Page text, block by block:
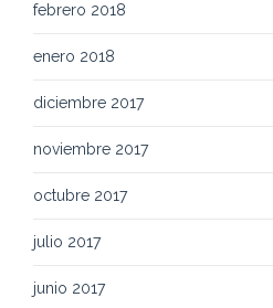
febrero 2018
enero 2018
diciembre 2017
noviembre 2017
octubre 2017
julio 2017
junio 2017